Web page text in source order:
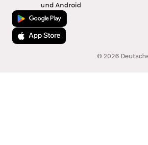
und Android
Jetzt bei Google Play
Laden im App Store
© 2026